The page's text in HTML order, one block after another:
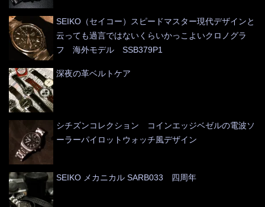
SEIKO（セイコー）スピードマスター現代デザインと
云っても過言ではないくらいかっこよいクロノグラ
フ 海外モデル SSB379P1
深夜の革ベルトケア
シチズンコレクション コインエッジベゼルの電波ソ
ーラーパイロットウォッチ風デザイン
SEIKO メカニカル SARB033 四周年